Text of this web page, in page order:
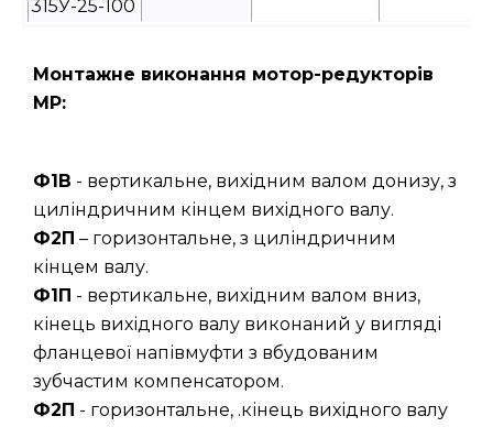
315У-25-100
Монтажне виконання мотор-редукторів
МР:
Ф1В - вертикальне, вихідним валом донизу, з
циліндричним кінцем вихідного валу.
Ф2П – горизонтальне, з циліндричним
кінцем валу.
Ф1П - вертикальне, вихідним валом вниз,
кінець вихідного валу виконаний у вигляді
фланцевої напівмуфти з вбудованим
зубчастим компенсатором.
Ф2П - горизонтальне, .кінець вихідного валу